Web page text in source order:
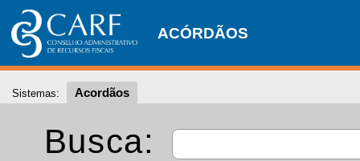
ACÓRDÃOS
Sistemas: Acordãos
Busca: